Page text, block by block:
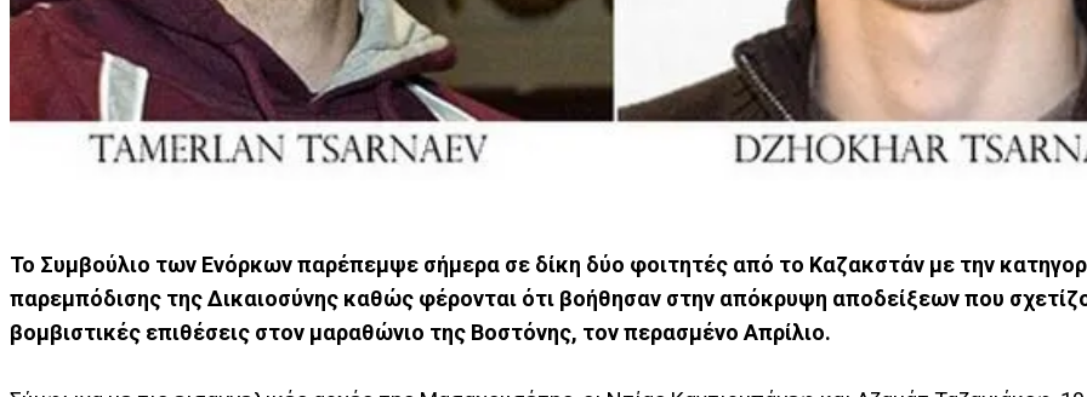
Το Συμβούλιο των Ενόρκων παρέπεμψε σήμερα σε δίκη δύο φοιτητές από το Καζακστάν με την
παρεμπόδισης της Δικαιοσύνης καθώς φέρονται ότι βοήθησαν στην απόκρυψη αποδείξεων που
βομβιστικές επιθέσεις στον μαραθώνιο της Βοστόνης, τον περασμένο Απρίλιο.